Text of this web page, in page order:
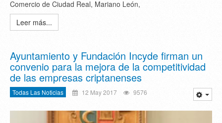
Comercio de Ciudad Real, Mariano León,
Leer más...
Ayuntamiento y Fundación Incyde firman un
convenio para la mejora de la competitividad
de las empresas criptanenses
Todas Las Noticias 12 May 2017 9576